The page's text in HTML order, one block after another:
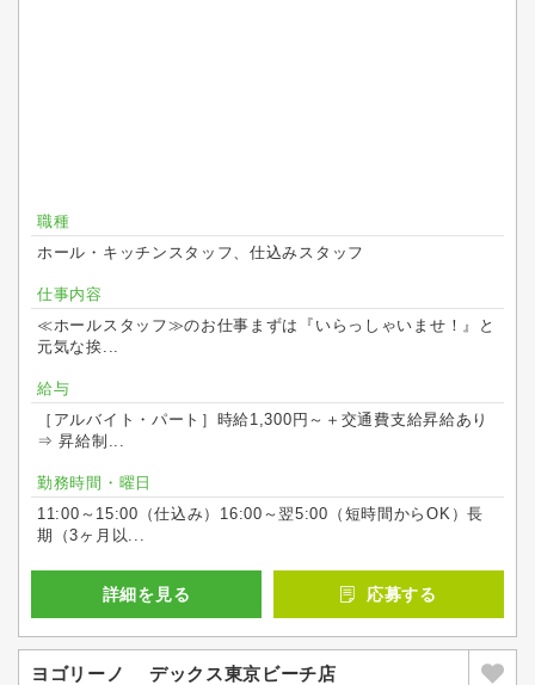
職種
ホール・キッチンスタッフ、仕込みスタッフ
仕事内容
≪ホールスタッフ≫のお仕事まずは『いらっしゃいませ！』と
元気な挨...
給与
［アルバイト・パート］時給1,300円～＋交通費支給昇給あり
⇒ 昇給制...
勤務時間・曜日
11:00～15:00（仕込み）16:00～翌5:00（短時間からOK）長
期（3ヶ月以...
詳細を見る 応募する
ヨゴリーノ デックス東京ビーチ店